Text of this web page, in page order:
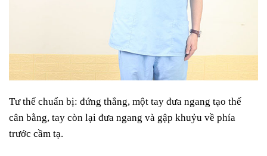
Tư thế chuẩn bị: đứng thẳng, một tay đưa ngang tạo thế
cân bằng, tay còn lại đưa ngang và gập khuỷu về phía
trước cầm tạ.